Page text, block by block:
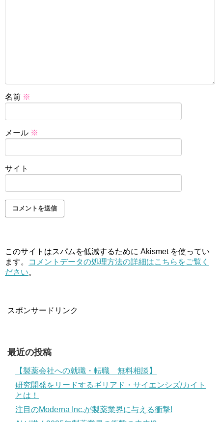
名前 ※
メール ※
サイト
このサイトはスパムを低減するために Akismet を使ってい
ます。
コメントデータの処理方法の詳細はこちらをご覧く
ださい。
スポンサードリンク
最近の投稿
【製薬会社への就職・転職 無料相談】
研究開発をリードするギリアド・サイエンシズ/カイト
とは！
注目のModerna Inc.が製薬業界に与える衝撃!